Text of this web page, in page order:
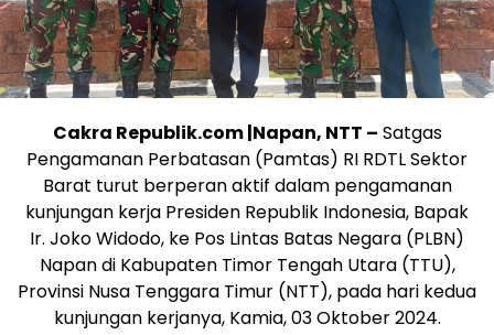
Cakra Republik.com |Napan, NTT – Satgas
Pengamanan Perbatasan (Pamtas) RI RDTL Sektor
Barat turut berperan aktif dalam pengamanan
kunjungan kerja Presiden Republik Indonesia, Bapak
Ir. Joko Widodo, ke Pos Lintas Batas Negara (PLBN)
Napan di Kabupaten Timor Tengah Utara (TTU),
Provinsi Nusa Tenggara Timur (NTT), pada hari kedua
kunjungan kerjanya, Kamia, 03 Oktober 2024.